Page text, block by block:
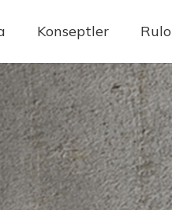
Konseptler